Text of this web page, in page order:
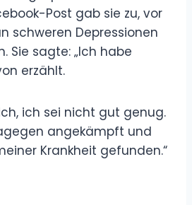
Post gab sie zu, vor
schweren Depressionen
Sie sagte: „Ich habe
erzählt.
ich sei nicht gut genug.
angekämpft und
Krankheit gefunden.“